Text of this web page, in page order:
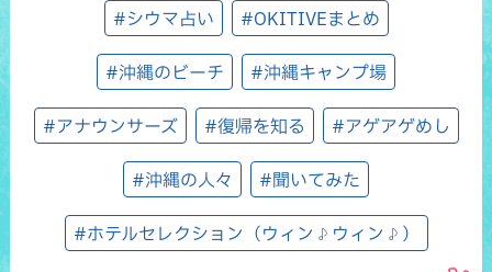
#シウマ占い #OKITIVEまとめ
#沖縄のビーチ #沖縄キャンプ場
#アナウンサーズ #復帰を知る #アゲアゲめし
#沖縄の人々 #聞いてみた
#ホテルセレクション（ウィン♪ウィン♪）